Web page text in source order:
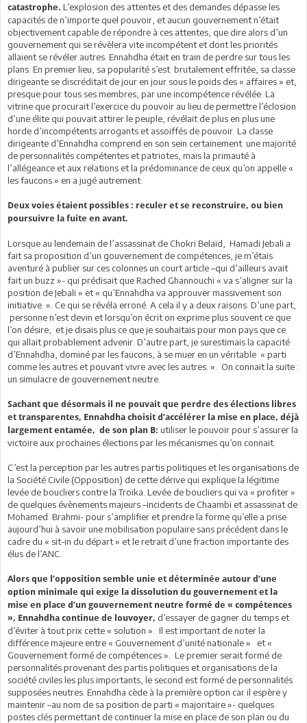
catastrophe. L’explosion des attentes et des demandes dépasse les
capacités de n’importe quel pouvoir, et aucun gouvernement n’était
objectivement capable de répondre à ces attentes, que dire alors d’un
gouvernement qui se révèlera vite incompétent et dont les priorités
allaient se révéler autres. Ennahdha était en train de perdre sur tous les
plans. En premier lieu, sa popularité s’est brutalement effritée, sa classe
dirigeante se discréditait de jour en jour sous le poids des « affaires » et,
presque pour tous ses membres, par une incompétence révélée. La
vitrine que procurait l’exercice du pouvoir au lieu de permettre l’éclosion
d’une élite qui pouvait attirer le peuple, révélait de plus en plus une
horde d’incompétents arrogants et assoiffés de pouvoir. La classe
dirigeante d’Ennahdha comprend en son sein certainement une majorité
de personnalités compétentes et patriotes, mais la primauté à
l’allégeance et aux relations et la prédominance de ceux qu’on appelle «
les faucons » en a jugé autrement.
Deux voies étaient possibles : reculer et se reconstruire, ou bien
poursuivre la fuite en avant.
Lorsque au lendemain de l’assassinat de Chokri Belaïd, Hamadi Jebali a
fait sa proposition d’un gouvernement de compétences, je m’étais
aventuré à publier sur ces colonnes un court article –qui d’ailleurs avait
fait un buzz »- qui prédisait que Rached Ghannouchi « va s’aligner sur la
position de Jebali » et « qu’Ennahdha va approuver massivement son
initiative. ». Ce qui se révéla erroné. A cela il y a deux raisons. D’une part,
personne n’est devin et lorsqu’on écrit on exprime plus souvent ce que
l’on désire, et je disais plus ce que je souhaitais pour mon pays que ce
qui allait probablement advenir. D’autre part, je surestimais la capacité
d’Ennahdha, dominé par les faucons, à se muer en un véritable « parti
comme les autres et pouvant vivre avec les autres. ». On connait la suite :
un simulacre de gouvernement neutre.
Sachant que désormais il ne pouvait que perdre des élections libres
et transparentes, Ennahdha choisit d’accélérer la mise en place, déjà
largement entamée, de son plan B: utiliser le pouvoir pour s’assurer la
victoire aux prochaines élections par les mécanismes qu’on connait.
C’est la perception par les autres partis politiques et les organisations de
la Société Civile (Opposition) de cette dérive qui explique la légitime
levée de boucliers contre la Troïka. Levée de boucliers qui va « profiter »
de quelques évènements majeurs –incidents de Chaambi et assassinat de
Mohamed Brahmi- pour s’amplifier et prendre la forme qu’elle a prise
aujourd’hui à savoir une mobilisation populaire sans précédent dans le
cadre du « sit-in du départ » et le retrait d’une fraction importante des
élus de l’ANC.
Alors que l’opposition semble unie et déterminée autour d’une
option minimale qui exige la dissolution du gouvernement et la
mise en place d’un gouvernement neutre formé de « compétences
», Ennahdha continue de louvoyer, d’essayer de gagner du temps et
d’éviter à tout prix cette « solution ». Il est important de noter la
différence majeure entre « Gouvernement d’unité nationale » et «
Gouvernement formé de compétences ». Le premier serait formé de
personnalités provenant des partis politiques et organisations de la
société civiles les plus importants, le second est formé de personnalités
supposées neutres. Ennahdha cède à la première option car il espère y
maintenir –au nom de sa position de parti « majoritaire »- quelques
postes clés permettant de continuer la mise en place de son plan ou du